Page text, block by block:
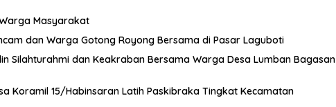
Masyarakat
dan Warga Gotong Royong Bersama di Pasar Laguboti
Silahturahmi dan Keakraban Bersama Warga Desa Lumban Bagasan
Koramil 15/Habinsaran Latih Paskibraka Tingkat Kecamatan